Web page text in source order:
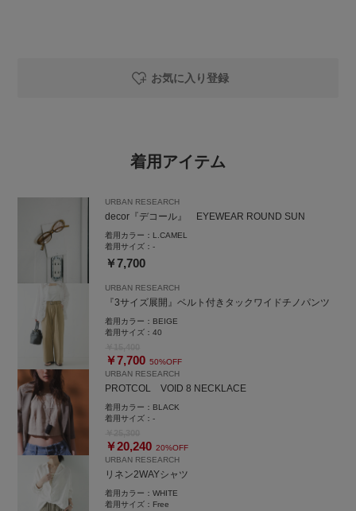
太すぎないシルエットで足がキレイに見えるので
モアバリで販売しているUGGです！
気になる方は店舗へお問い合わせください！
＊コーデが可愛いと思ったら、
ぜひプロフィールからフォローして頂けると嬉しいです✨
＊何か気になることがあれば下記へ
お気軽にお問合せください😊
岡本インスタ
@ai_okmt14
URなんばCITY店
050-2017-9044
お気に入り登録
着用アイテム
URBAN RESEARCH
decor『デコール』 EYEWEAR ROUND SUN
着用カラー： L.CAMEL
着用サイズ：-
￥7,700
URBAN RESEARCH
『3サイズ展開』ベルト付きタックワイドチノパンツ
着用カラー： BEIGE
着用サイズ：40
￥7,700 50%OFF
URBAN RESEARCH
PROTCOL VOID 8 NECKLACE
着用カラー： BLACK
着用サイズ：-
￥20,240 20%OFF
URBAN RESEARCH
リネン2WAYシャツ
着用カラー：WHITE
着用サイズ： Free